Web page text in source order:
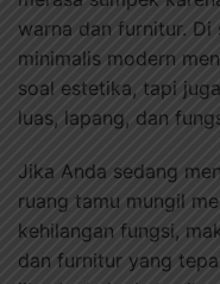
warna dan furnitur.
minimalis modern
soal estetika, tapi
luas, lapang, dan
Jika Anda sedang
ruang tamu mungil
kehilangan fungsi,
dan furnitur yang